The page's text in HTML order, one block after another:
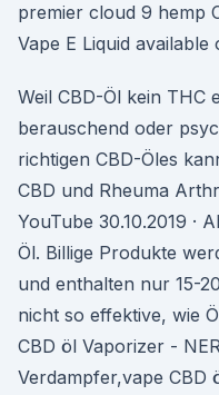
premier cloud 9 hemp
Vape E Liquid available
Weil CBD-Öl kein THC
berauschend oder
richtigen CBD-Öles
CBD und Rheuma
YouTube 30.10.2019 ·
Öl. Billige Produkte
und enthalten nur 15-
nicht so effektive, wie
CBD öl Vaporizer -
Verdampfer,vape CBD